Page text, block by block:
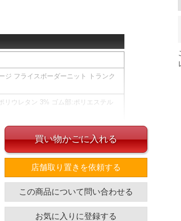
ジ フライスボーダーニット トランク
リウレタン 3% ゴム部:ポリエステル
エスト(適応)
買い物かごに入れる
店舗取り置きを依頼する
この商品について問い合わせる
お気に入りに登録する